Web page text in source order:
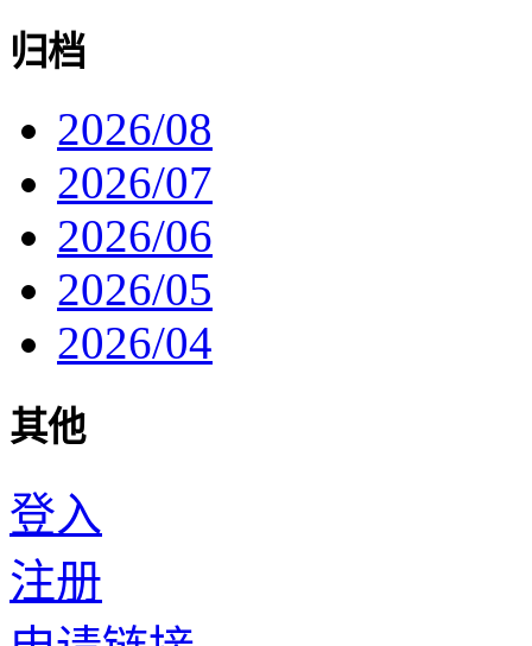
归档
2026/08
2026/07
2026/06
2026/05
2026/04
其他
登入
注册